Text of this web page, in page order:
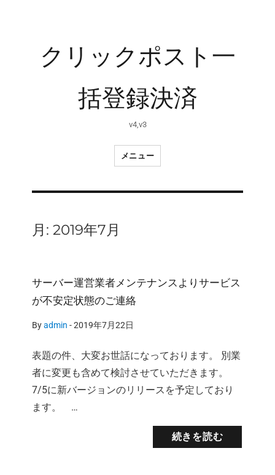
クリックポスト一
括登録決済
v4,v3
メニュー
月: 2019年7月
サーバー運営業者メンテナンスよりサービス
が不安定状態のご連絡
Byadmin -2019年7月22日
表題の件、大変お世話になっております。 別業
者に変更も含めて検討させていただきます。
7/5に新バージョンのリリースを予定しており
ます。 …
続きを読む